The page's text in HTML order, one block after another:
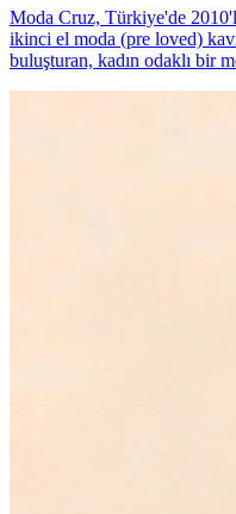
Moda Cruz, Türkiye'de
ikinci el moda (pre loved)
buluşturan, kadın odaklı bir